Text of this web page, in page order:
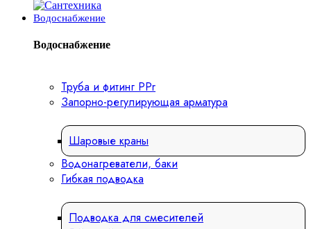
Водоснабжение
Водоснабжение
Труба и фитинг PPr
Запорно-регулирующая арматура
Шаровые краны
Водонагреватели, баки
Гибкая подводка
Подводка для смесителей